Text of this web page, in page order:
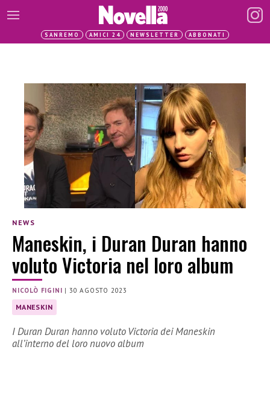
SANREMO AMICI 24 NEWSLETTER ABBONATI
NEWS
Maneskin, i Duran Duran hanno
voluto Victoria nel loro album
NICOLÒ FIGINI | 30 AGOSTO 2023
MANESKIN
I Duran Duran hanno voluto Victoria dei Maneskin
all’interno del loro nuovo album